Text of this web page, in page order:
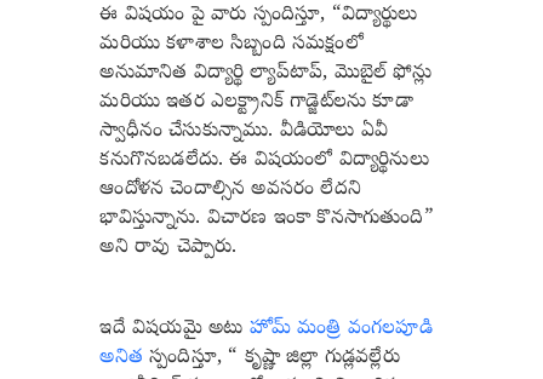
ఈ విషయం పై వారు స్పందిస్తూ, “విద్యార్థులు
మరియు కళాశాల సిబ్బంది సమక్షంలో
అనుమానిత విద్యార్థి ల్యాప్‌టాప్, మొబైల్ ఫోన్లు
మరియు ఇతర ఎలక్ట్రానిక్ గాడ్జెట్‌లను కూడా
స్వాధీనం చేసుకున్నాము. వీడియోలు ఏవీ
కనుగొనబడలేదు. ఈ విషయంలో విద్యార్థినులు
ఆందోళన చెందాల్సిన అవసరం లేదని
భావిస్తున్నాను. విచారణ ఇంకా కొనసాగుతుంది”
అని రావు చెప్పారు.
ఇదే విషయమై అటు హోమ్ మంత్రి వంగలపూడి
అనిత స్పందిస్తూ, “ కృష్ణా జిల్లా గుడ్లవల్లేరు